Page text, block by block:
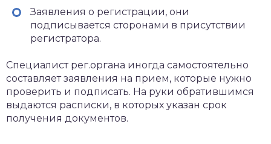
Заявления о регистрации, они
подписывается сторонами в присутствии
регистратора.
Специалист рег.органа иногда самостоятельно
составляет заявления на прием, которые нужно
проверить и подписать. На руки обратившимся
выдаются расписки, в которых указан срок
получения документов.